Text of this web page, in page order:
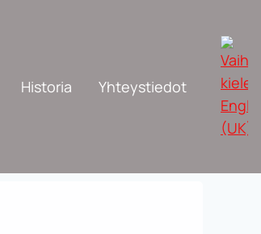
Historia Yhteystiedot